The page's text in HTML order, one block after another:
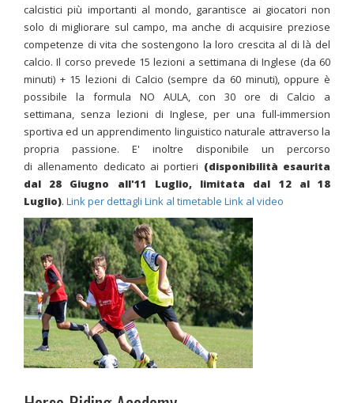
calcistici più importanti al mondo, garantisce ai giocatori non
solo di migliorare sul campo, ma anche di acquisire preziose
competenze di vita che sostengono la loro crescita al di là del
calcio. Il corso prevede 15 lezioni a settimana di Inglese (da 60
minuti) + 15 lezioni di Calcio (sempre da 60 minuti), oppure è
possibile la formula NO AULA, con 30 ore di Calcio a
settimana , senza lezioni di Inglese, per una full-immersion
sportiva ed un apprendimento linguistico naturale attraverso la
propria passione. E' inoltre disponibile un percorso
di allenamento dedicato ai portieri (disponibilità esaurita
dal 28 Giugno all'11 Luglio, limitata dal 12 al 18
Luglio). Link per dettagli Link al timetable Link al video